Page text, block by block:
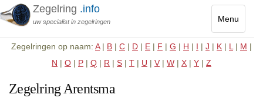
Menu
Toggle
Zegelring .info
uw specialist in zegelringen
Zegelringen op naam: A| B | C | D | E | F | G | H | I | J | K | L | M |
N | O | P | Q | R | S | T | U | V | W | X | Y | Z
Zegelring Arentsma